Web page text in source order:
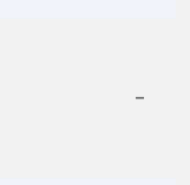
-